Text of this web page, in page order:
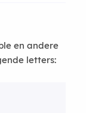
en andere
letters: